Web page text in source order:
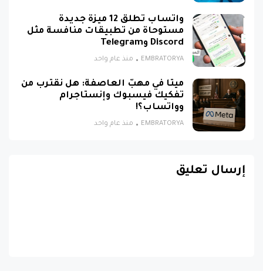
واتساب تطلق 12 ميزة جديدة
مستوحاة من تطبيقات منافسة مثل
Discord وTelegram
EMBRATORYA منذ عام واحد
ميتا في مهبّ العاصفة: هل نقترب من
تفكيك فيسبوك وإنستاجرام
وواتساب؟!
EMBRATORYA منذ عام واحد
إرسال تعليق